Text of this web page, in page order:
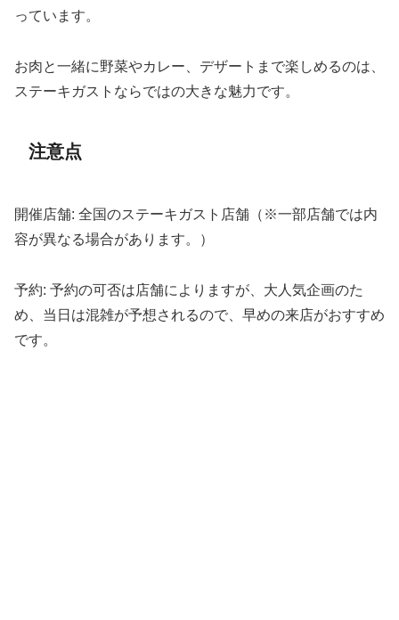
っています。
お肉と一緒に野菜やカレー、デザートまで楽しめるのは、
ステーキガストならではの大きな魅力です。
注意点
開催店舗: 全国のステーキガスト店舗（※一部店舗では内
容が異なる場合があります。）
予約: 予約の可否は店舗によりますが、大人気企画のた
め、当日は混雑が予想されるので、早めの来店がおすすめ
です。